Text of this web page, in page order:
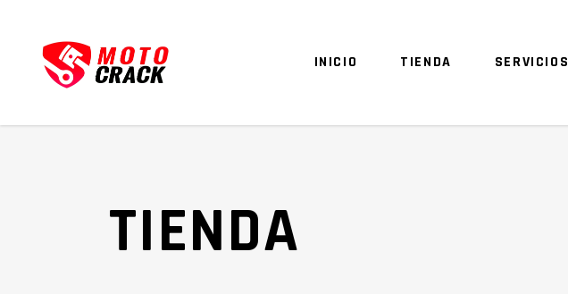
INICIO TIENDA SERVICIOS
TIENDA